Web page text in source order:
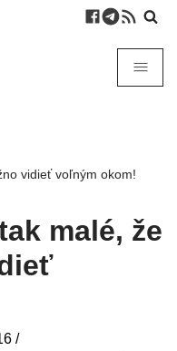
vidieť voľným okom!
malé, že
/